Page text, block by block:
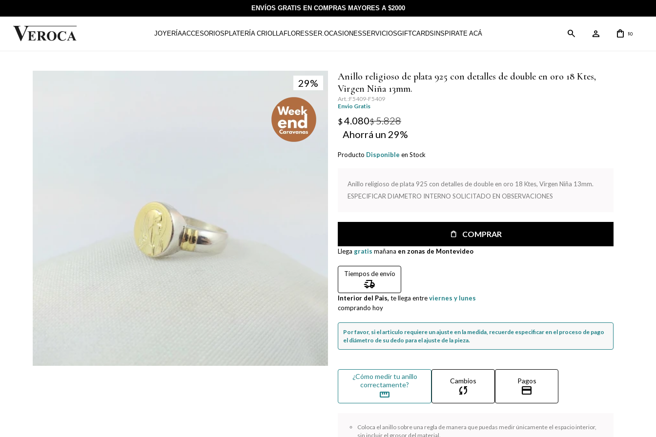
ENVÍOS GRATIS EN COMPRAS MAYORES A $2000
JOYERÍAACCESORIOS PLATERÍA CRIOLLAFLORESSER.OCASIONESSERVICIOSGIFTCARDS INSPIRATE ACÁ $0
29
Anillo religioso de plata 925 con detalles de double en oro 18 Ktes,
Virgen Niña 13mm.
F5409-F5409
Envio Gratis
$4.080$5.828
29
Producto Disponible en Stock
Anillo religioso de plata 925 con detalles de double en oro 18 Ktes, Virgen Niña 13mm.
ESPECIFICAR DIAMETRO INTERNO SOLICITADO EN OBSERVACIONES
COMPRAR
Llega gratis mañana en zonas de Montevideo
Tiempos de envío
delivery_truck_speed
Interior del Pais, te llega entreviernes y lunes
comprando hoy
Por favor, si el articulo requiere un ajuste en la medida, recuerde especificar en el proceso de pago
el diámetro de su dedo para el ajuste de la pieza.
¿Cómo medir tu anillo
correctamente?
straighten
Cambios
sync
Pagos
credit_card
Coloca el anillo sobre una regla de manera que puedas medir únicamente el espacio interior,
sin incluir el grosor del material.